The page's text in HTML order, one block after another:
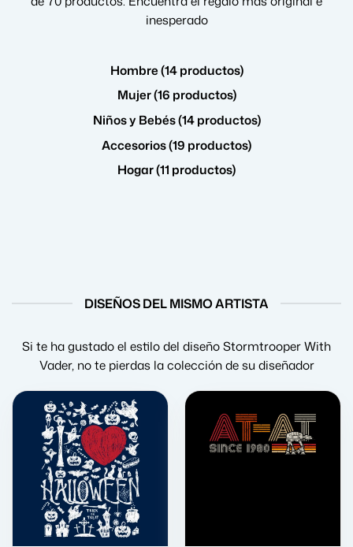
inesperado
Hombre (14 productos)
Mujer (16 productos)
Niños y Bebés (14 productos)
Accesorios (19 productos)
Hogar (11 productos)
DISEÑOS DEL MISMO ARTISTA
Si te ha gustado el estilo del diseño Stormtrooper With
Vader, no te pierdas la colección de su diseñador